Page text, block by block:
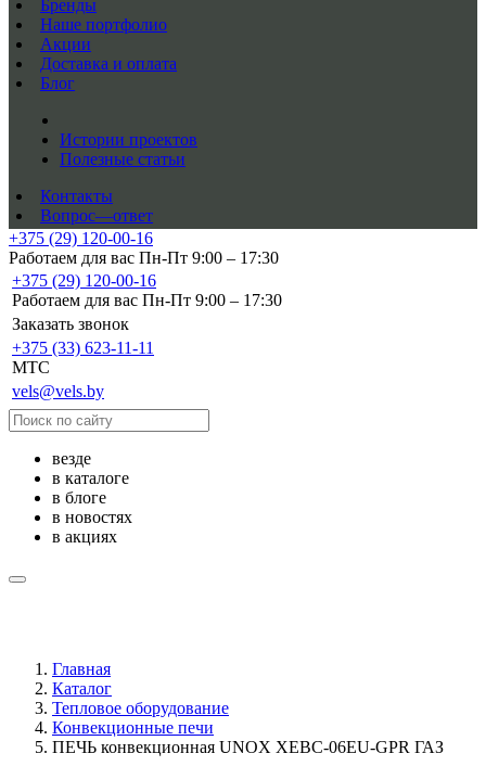
Бренды
Наше портфолио
Акции
Доставка и оплата
Блог
Истории проектов
Полезные статьи
Контакты
Вопрос—ответ
+375 (29) 120-00-16
Работаем для вас Пн-Пт 9:00 – 17:30
+375 (29) 120-00-16
Работаем для вас Пн-Пт 9:00 – 17:30
Заказать звонок
+375 (33) 623-11-11
MTC
vels@vels.by
везде
в каталоге
в блоге
в новостях
в акциях
Главная
Каталог
Тепловое оборудование
Конвекционные печи
ПЕЧЬ конвекционная UNOX XEBC-06EU-GPR ГАЗ